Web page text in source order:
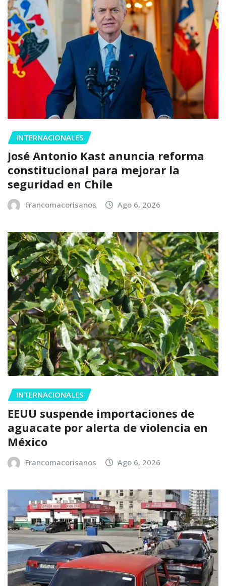
INTERNACIONALES
José Antonio Kast anuncia reforma
constitucional para mejorar la
seguridad en Chile
Francomacorisanos Ago 6, 2026
INTERNACIONALES
EEUU suspende importaciones de
aguacate por alerta de violencia en
México
Francomacorisanos Ago 6, 2026